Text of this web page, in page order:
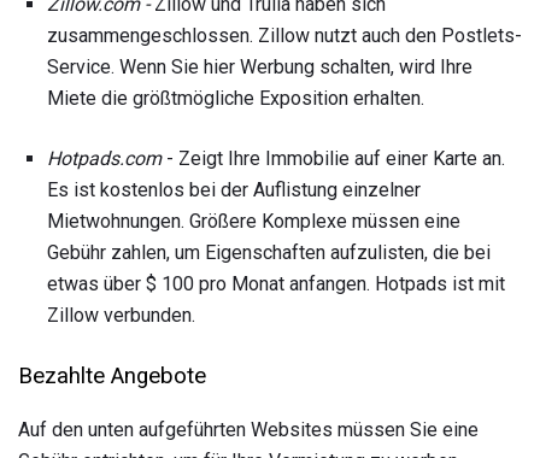
zusammengeschlossen. Zillow nutzt auch den Postlets-
Service. Wenn Sie hier Werbung schalten, wird Ihre
Miete die größtmögliche Exposition erhalten.
Hotpads.com- Zeigt Ihre Immobilie auf einer Karte an.
Es ist kostenlos bei der Auflistung einzelner
Mietwohnungen. Größere Komplexe müssen eine
Gebühr zahlen, um Eigenschaften aufzulisten, die bei
etwas über $ 100 pro Monat anfangen. Hotpads ist mit
Zillow verbunden.
Bezahlte Angebote
Auf den unten aufgeführten Websites müssen Sie eine